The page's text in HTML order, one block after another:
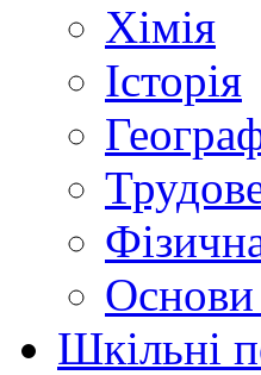
Хімія
Історія
Основи
Шкільні